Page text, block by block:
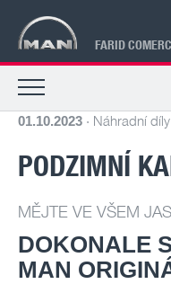
FARID
01.10.2023 · Náhradní
PODZIMNÍ
MĚJTE VE VŠEM
DOKONALE
MAN